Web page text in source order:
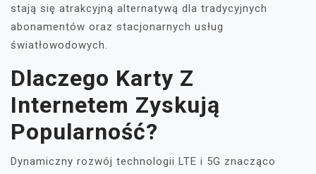
stają się atrakcyjną alternatywą dla tradycyjnych
abonamentów oraz stacjonarnych usług
światłowodowych.
Dlaczego Karty Z
Internetem Zyskują
Popularność?
Dynamiczny rozwój technologii LTE i 5G znacząco